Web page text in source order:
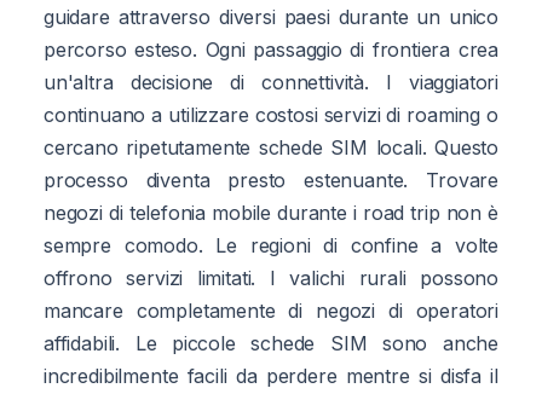
guidare attraverso diversi paesi durante un unico
percorso esteso. Ogni passaggio di frontiera crea
un'altra decisione di connettività. I viaggiatori
continuano a utilizzare costosi servizi di roaming o
cercano ripetutamente schede SIM locali. Questo
processo diventa presto estenuante. Trovare
negozi di telefonia mobile durante i road trip non è
sempre comodo. Le regioni di confine a volte
offrono servizi limitati. I valichi rurali possono
mancare completamente di negozi di operatori
affidabili. Le piccole schede SIM sono anche
incredibilmente facili da perdere mentre si disfa il